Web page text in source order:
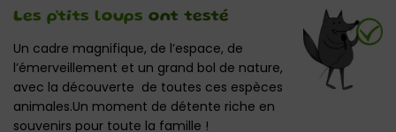
Les p'tits loups ont testé
Un cadre magnifique, de l’espace, de
l’émerveillement et un grand bol de nature,
avec la découverte de toutes ces espèces
animales.Un moment de détente riche en
souvenirs pour toute la famille !